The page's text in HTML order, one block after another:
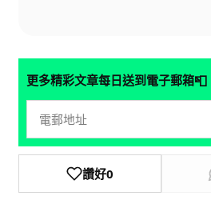
更多精彩文章每日送到電子郵箱📮
讚好0